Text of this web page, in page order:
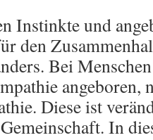
Instinkte und
den
Bei
angeboren,
Diese ist
In